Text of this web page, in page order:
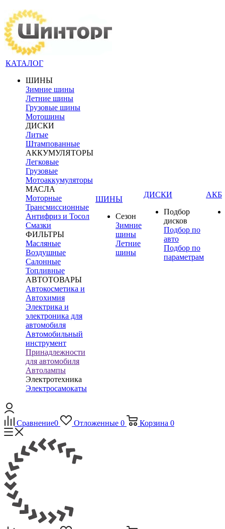
КАТАЛОГ
ШИНЫ
Зимние шины
Летние шины
Грузовые шины
Мотошины
ДИСКИ
Литые
Штампованные
АККУМУЛЯТОРЫ
Легковые
Грузовые
Мотоаккумуляторы
МАСЛА
Моторные
Трансмиссионные
Антифриз и Тосол
Смазки
ФИЛЬТРЫ
Масляные
Воздушные
Салонные
Топливные
АВТОТОВАРЫ
Автокосметика и
Автохимия
Электрика и
электроника для
автомобиля
Автомобильный
инструмент
Принадлежности
для автомобиля
Автолампы
Электротехника
Электросамокаты
ШИНЫ
Сезон
Зимние
шины
Летние
шины
ДИСКИ
Подбор
дисков
Подбор по
авто
Подбор по
параметрам
АКБ
Сравнение0 Отложенные 0 Корзина 0